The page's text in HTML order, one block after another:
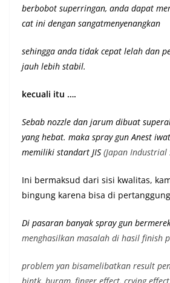
berbobot superringan, anda dapat
cat ini dengan sangatmenyenangkan
sehingga anda tidak cepat lelah dan
jauh lebih stabil.
kecuali itu ….
Sebab nozzle dan jarum dibuat
yang hebat. maka spray gun Anest
memiliki standart JIS (Japan Industrial
Ini bermaksud dari sisi kwalitas,
bingung karena bisa di
Di pasaran banyak spray gun
menghasilkan masalah di hasil finish
problem yan bisamelibatkan result